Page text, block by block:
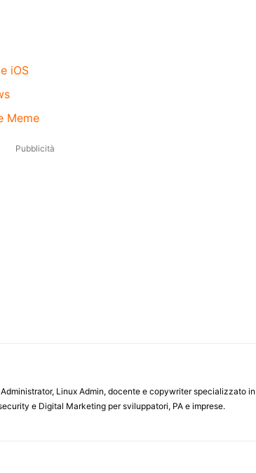
iOS
Meme
Pubblicità
Linux Admin, docente e copywriter specializzato
e Digital Marketing per sviluppatori, PA e imprese.